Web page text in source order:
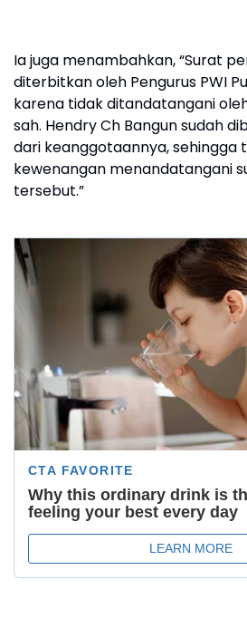
Ia juga menambahkan, “Surat
diterbitkan oleh Pengurus PWI
karena tidak ditandatangani
sah. Hendry Ch Bangun sudah
dari keanggotaannya, sehingga
kewenangan menandatangani
tersebut.”